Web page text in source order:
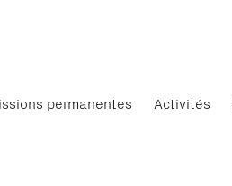
permanentes Activités